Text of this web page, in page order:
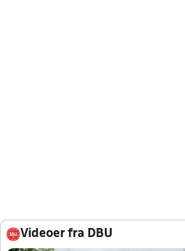
Videoer fra DBU